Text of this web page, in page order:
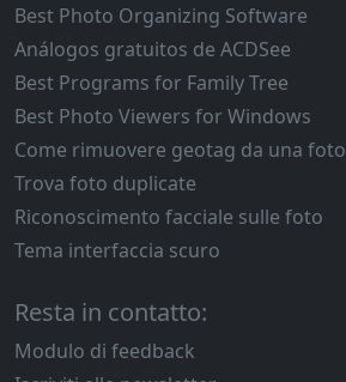
Best Photo Organizing Software
Análogos gratuitos de ACDSee
Best Programs for Family Tree
Best Photo Viewers for Windows
Come rimuovere geotag da una foto
Trova foto duplicate
Riconoscimento facciale sulle foto
Tema interfaccia scuro
Resta in contatto:
Modulo di feedback